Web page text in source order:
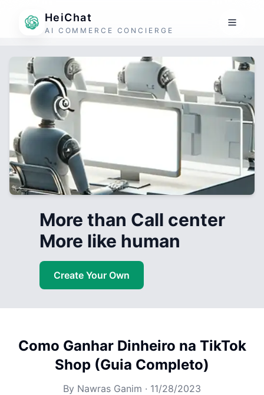
HeiChat
AI COMMERCE CONCIERGE
More than Call center
More like human
Create Your Own
Como Ganhar Dinheiro na TikTok
Shop (Guia Completo)
By Nawras Ganim · 11/28/2023